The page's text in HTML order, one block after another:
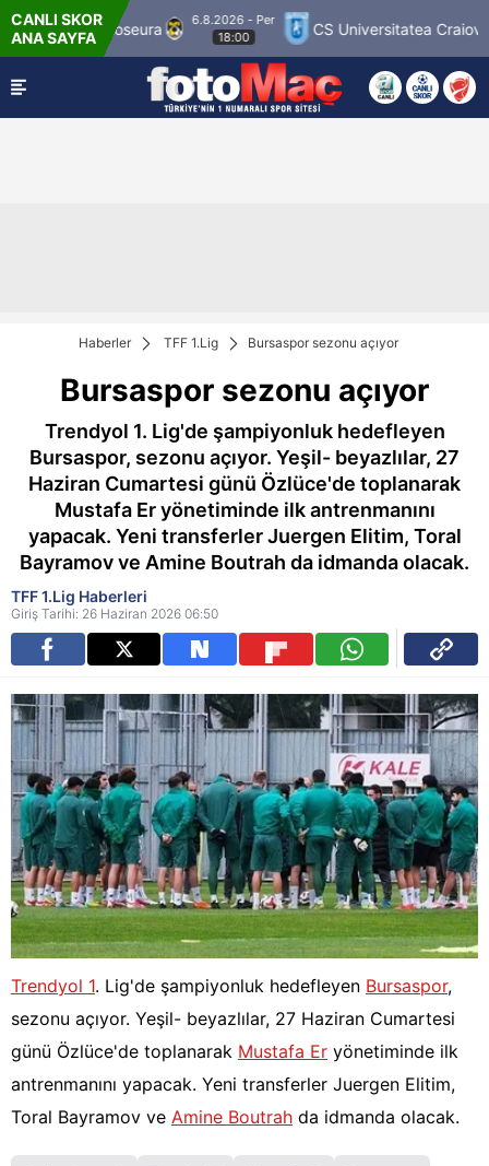
CANLI SKOR
ANA SAYFA
Palloseura
6.8.2026 - Per
CS Universitatea Craiova
Haberler TFF 1.Lig Bursaspor sezonu açıyor
Bursaspor sezonu açıyor
Trendyol 1. Lig'de şampiyonluk hedefleyen
Bursaspor, sezonu açıyor. Yeşil- beyazlılar, 27
Haziran Cumartesi günü Özlüce'de toplanarak
Mustafa Er yönetiminde ilk antrenmanını
yapacak. Yeni transferler Juergen Elitim, Toral
Bayramov ve Amine Boutrah da idmanda olacak.
TFF 1.Lig Haberleri
Giriş Tarihi: 26 Haziran 2026 06:50
Trendyol 1. Lig'de şampiyonluk hedefleyen Bursaspor,
sezonu açıyor. Yeşil- beyazlılar, 27 Haziran Cumartesi
günü Özlüce'de toplanarak Mustafa Er yönetiminde ilk
antrenmanını yapacak. Yeni transferler Juergen Elitim,
Toral Bayramov ve Amine Boutrah da idmanda olacak.